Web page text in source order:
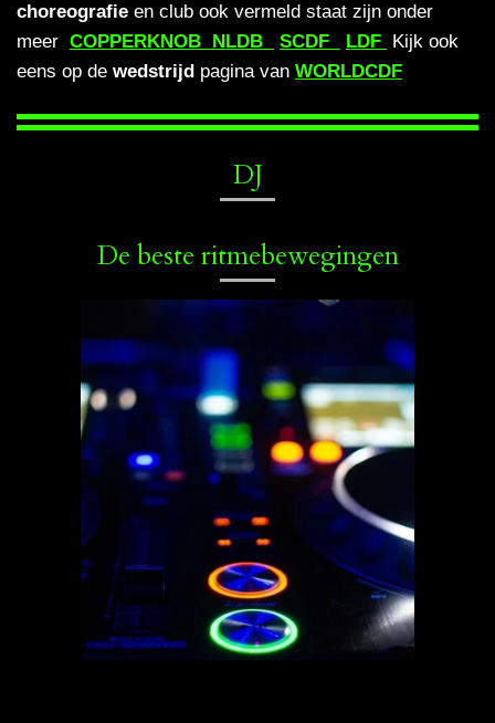
choreografie en club ook vermeld staat zijn onder
meer COPPERKNOB NLDB SCDF LDF
Kijk ook
eens op de wedstrijd pagina van WORLDCDF
DJ
De beste ritmebewegingen